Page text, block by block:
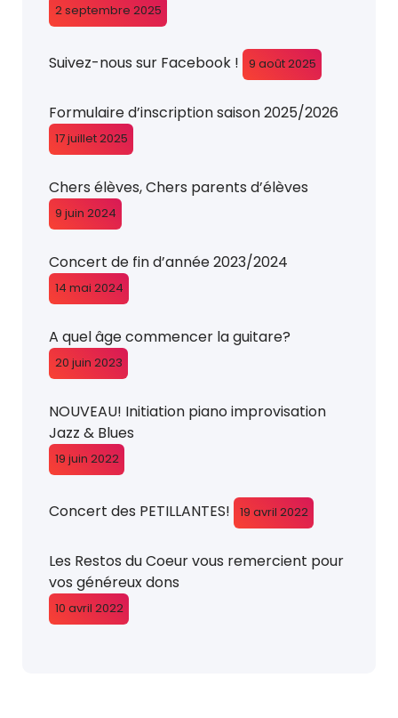
2 septembre 2025
Suivez-nous sur Facebook ! 9 août 2025
Formulaire d’inscription saison 2025/2026
17 juillet 2025
Chers élèves, Chers parents d’élèves
9 juin 2024
Concert de fin d’année 2023/2024
14 mai 2024
A quel âge commencer la guitare?
20 juin 2023
NOUVEAU! Initiation piano improvisation
Jazz & Blues
19 juin 2022
Concert des PETILLANTES! 19 avril 2022
Les Restos du Coeur vous remercient pour
vos généreux dons
10 avril 2022